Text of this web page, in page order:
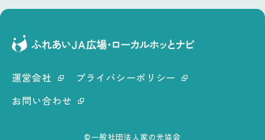
運営会社
プライバシーポリシー
お問い合わせ
©一般社団法人家の光協会